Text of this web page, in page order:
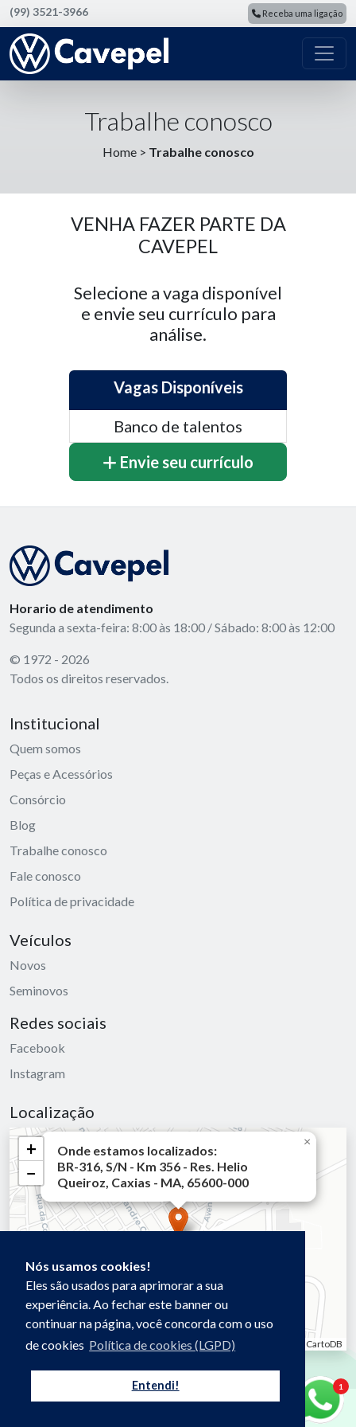
Nós usamos cookies!
Eles são usados para aprimorar a sua
experiência. Ao fechar este banner ou
continuar na página, você concorda com o uso
de cookies Política de cookies (LGPD)
Entendi!
(99) 3521-3966 Receba uma ligação
Trabalhe conosco
Home > Trabalhe conosco
VENHA FAZER PARTE DA
CAVEPEL
Selecione a vaga disponível
e envie seu currículo para
análise.
Vagas Disponíveis
Banco de talentos
Envie seu currículo
Horario de atendimento
Segunda a sexta-feira: 8:00 às 18:00 / Sábado: 8:00 às 12:00
© 1972 - 2026
Todos os direitos reservados.
Institucional
Quem somos
Peças e Acessórios
Consórcio
Blog
Trabalhe conosco
Fale conosco
Política de privacidade
Veículos
Novos
Seminovos
Redes sociais
Facebook
Instagram
Localização
Carregando...
Onde estamos localizados:
BR-316, S/N - Km 356 - Res. Helio
Queiroz, Caxias - MA, 65600-000
×
+
−
Leaflet |OpenStreetMap © CartoDB
1